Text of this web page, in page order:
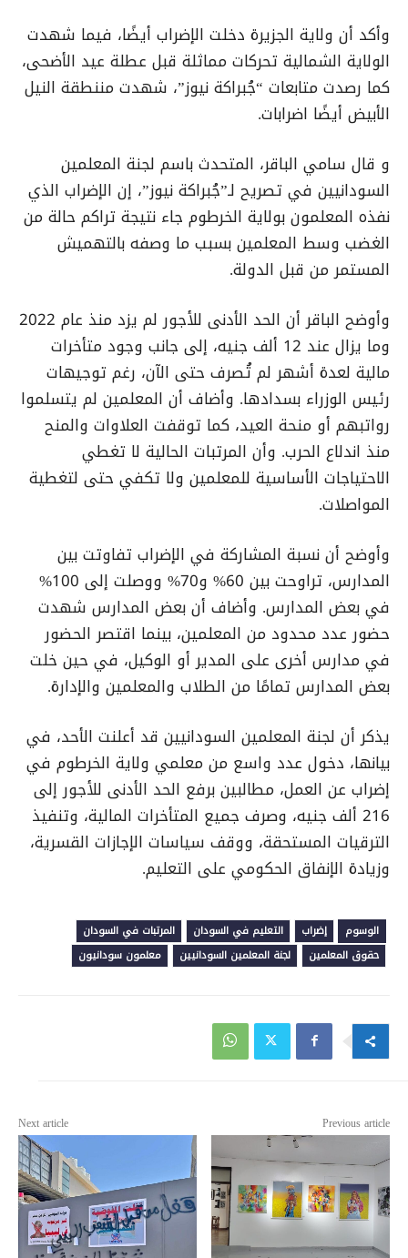
وأكد أن ولاية الجزيرة دخلت الإضراب أيضًا، فيما شهدت
الولاية الشمالية تحركات مماثلة قبل عطلة عيد الأضحى،
كما رصدت متابعات “جُبراكة نيوز”، شهدت مننطقة النيل
الأبيض أيضًا اضرابات.
و قال سامي الباقر، المتحدث باسم لجنة المعلمين
السودانيين في تصريح لـ”جُبراكة نيوز”، إن الإضراب الذي
نفذه المعلمون بولاية الخرطوم جاء نتيجة تراكم حالة من
الغضب وسط المعلمين بسبب ما وصفه بالتهميش
المستمر من قبل الدولة.
وأوضح الباقر أن الحد الأدنى للأجور لم يزد منذ عام 2022
وما يزال عند 12 ألف جنيه، إلى جانب وجود متأخرات
مالية لعدة أشهر لم تُصرف حتى الآن، رغم توجيهات
رئيس الوزراء بسدادها. وأضاف أن المعلمين لم يتسلموا
رواتبهم أو منحة العيد، كما توقفت العلاوات والمنح
منذ اندلاع الحرب. وأن المرتبات الحالية لا تغطي
الاحتياجات الأساسية للمعلمين ولا تكفي حتى لتغطية
المواصلات.
وأوضح أن نسبة المشاركة في الإضراب تفاوتت بين
المدارس، تراوحت بين 60% و70% ووصلت إلى 100%
في بعض المدارس. وأضاف أن بعض المدارس شهدت
حضور عدد محدود من المعلمين، بينما اقتصر الحضور
في مدارس أخرى على المدير أو الوكيل، في حين خلت
بعض المدارس تمامًا من الطلاب والمعلمين والإدارة.
يذكر أن لجنة المعلمين السودانيين قد أعلنت الأحد، في
بيانها، دخول عدد واسع من معلمي ولاية الخرطوم في
إضراب عن العمل، مطالبين برفع الحد الأدنى للأجور إلى
216 ألف جنيه، وصرف جميع المتأخرات المالية، وتنفيذ
الترقيات المستحقة، ووقف سياسات الإجازات القسرية،
وزيادة الإنفاق الحكومي على التعليم.
الوسوم إضراب التعليم في السودان
المرتبات في السودان
حقوق المعلمين
لجنة المعلمين السودانيين معلمون سودانيون
Previous article
Next article